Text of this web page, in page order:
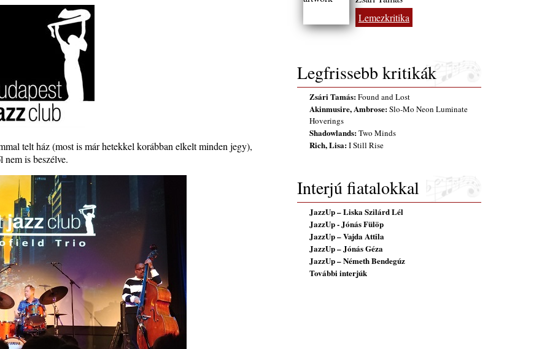
rész:
13-
és
telt ház (most is már hetekkel korábban elkelt minden jegy),
nem is beszélve.
Lemezkritika
Legfrissebb kritikák
Zsári Tamás:Found and Lost
Akinmusire, Ambrose:Slo-Mo Neon Luminate
Hoverings
Shadowlands:Two Minds
Rich, Lisa:I Still Rise
Interjú fiatalokkal
JazzUp – Liska Szilárd Lél
JazzUp - Jónás Fülöp
JazzUp – Vajda Attila
JazzUp – Jónás Géza
JazzUp – Németh Bendegúz
További interjúk